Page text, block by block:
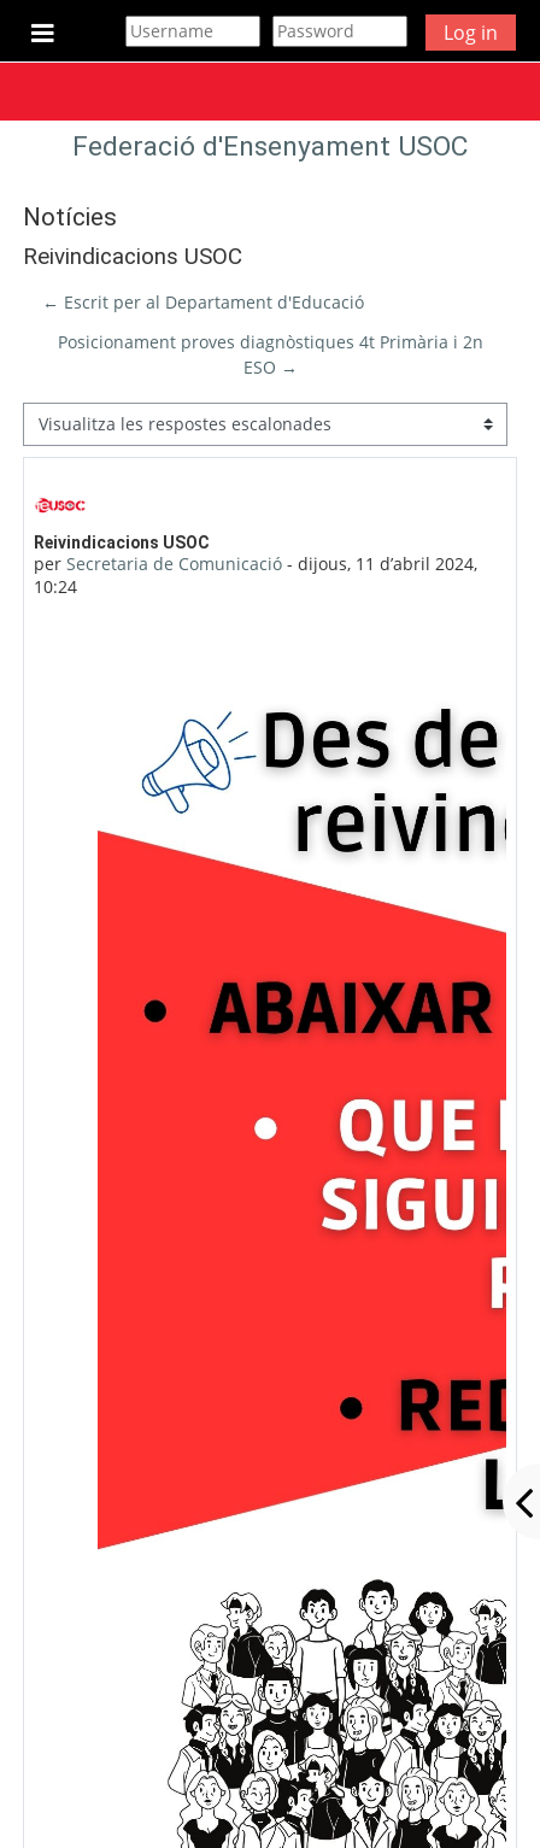
Ves al contingut principal
Panell lateral
Log in
Federació d'Ensenyament USOC
Notícies
Reivindicacions USOC
← Escrit per al Departament d'Educació
Posicionament proves diagnòstiques 4t Primària i 2n
ESO →
Mode de visualització
Reivindicacions USOC
perSecretaria de Comunicació -dijous, 11 d’abril 2024,
10:24
Nombre de respostes: 0